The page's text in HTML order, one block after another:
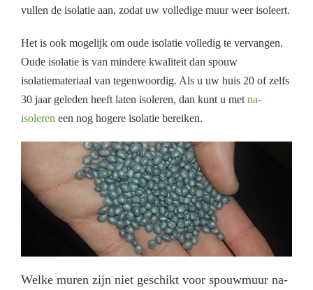
vullen de isolatie aan, zodat uw volledige muur weer isoleert.
Het is ook mogelijk om oude isolatie volledig te vervangen.
Oude isolatie is van mindere kwaliteit dan spouw
isolatiemateriaal van tegenwoordig. Als u uw huis 20 of zelfs
30 jaar geleden heeft laten isoleren, dan kunt u met na-
isoleren een nog hogere isolatie bereiken.
Welke muren zijn niet geschikt voor spouwmuur na-